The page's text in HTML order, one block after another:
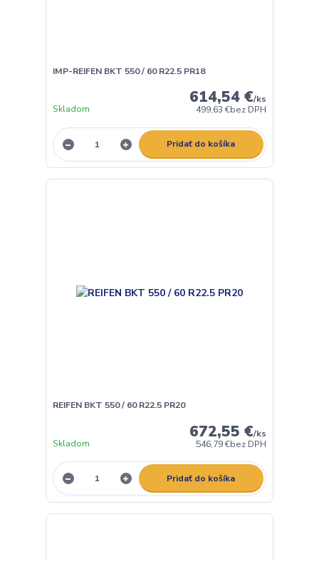
IMP-REIFEN BKT 550 / 60 R22.5 PR18
614,54 €/ks
499,63 €bez DPH
Skladom
Pridať do košíka
REIFEN BKT 550 / 60 R22.5 PR20
672,55 €/ks
546,79 €bez DPH
Skladom
Pridať do košíka